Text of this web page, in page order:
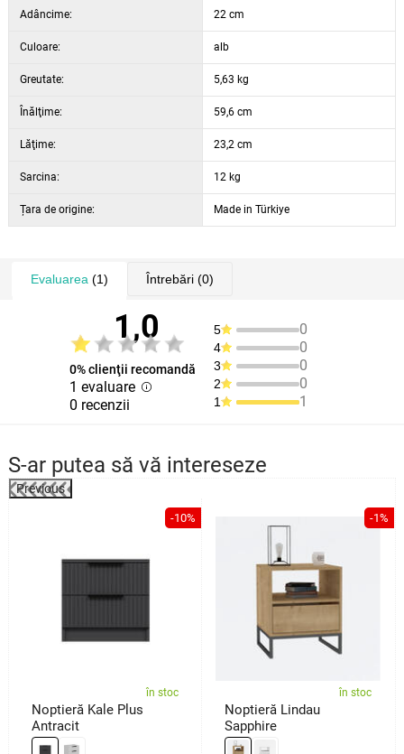
Înălțime: 59,6 cm
Adâncime: 22 cm
Culoare: alb
Greutate: 5,63 kg
Înălţime: 59,6 cm
Lăţime: 23,2 cm
Sarcina: 12 kg
Țara de origine: Made in Türkiye
Evaluarea (1) Întrebări(0)
1,0
0% clienţii recomandă
1 evaluare
0 recenzii
5 0
4 0
3 0
2 0
1 1
S-ar putea să vă intereseze
Previous
-10%
în stoc
Noptieră Kale Plus
Antracit
-1%
în stoc
Noptieră Lindau
Sapphire